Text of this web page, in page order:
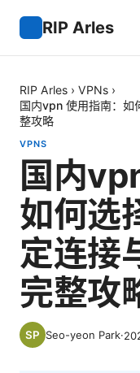
RIP Arles
RIP Arles › VPNs ›
国内vpn 使用指南：如
整攻略
VPNS
国内
如何选
定连接
完整攻
Seo-yeon Park·